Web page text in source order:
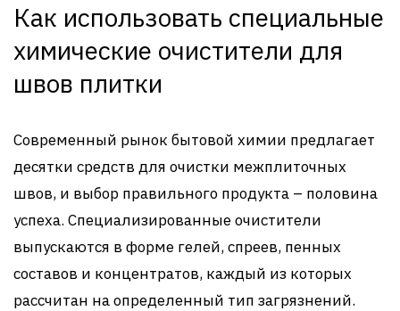
Как использовать специальные
химические очистители для
швов плитки
Современный рынок бытовой химии предлагает
десятки средств для очистки межплиточных
швов, и выбор правильного продукта – половина
успеха. Специализированные очистители
выпускаются в форме гелей, спреев, пенных
составов и концентратов, каждый из которых
рассчитан на определенный тип загрязнений.